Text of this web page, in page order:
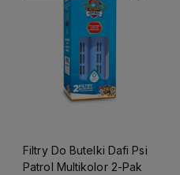
Filtry Do Butelki Dafi Psi
Patrol Multikolor 2-Pak